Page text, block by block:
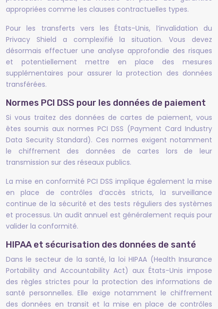
appropriées comme les clauses contractuelles types.
Pour les transferts vers les États-Unis, l’invalidation du
Privacy Shield a complexifié la situation. Vous devez
désormais effectuer une analyse approfondie des risques
et potentiellement mettre en place des mesures
supplémentaires pour assurer la protection des données
transférées.
Normes PCI DSS pour les données de paiement
Si vous traitez des données de cartes de paiement, vous
êtes soumis aux normes PCI DSS (Payment Card Industry
Data Security Standard). Ces normes exigent notamment
le chiffrement des données de cartes lors de leur
transmission sur des réseaux publics.
La mise en conformité PCI DSS implique également la mise
en place de contrôles d’accès stricts, la surveillance
continue de la sécurité et des tests réguliers des systèmes
et processus. Un audit annuel est généralement requis pour
valider la conformité.
HIPAA et sécurisation des données de santé
Dans le secteur de la santé, la loi HIPAA (Health Insurance
Portability and Accountability Act) aux États-Unis impose
des règles strictes pour la protection des informations de
santé personnelles. Elle exige notamment le chiffrement
des données en transit et la mise en place de contrôles